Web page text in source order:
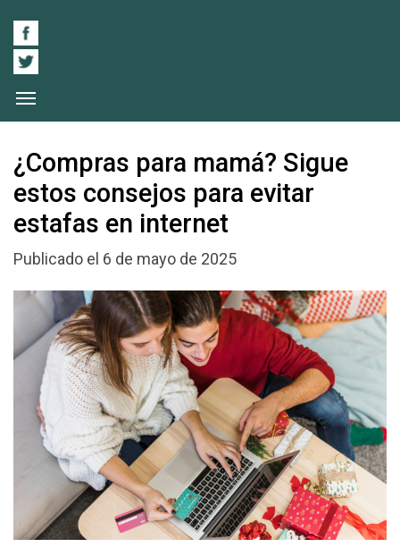
¿Compras para mamá? Sigue
estos consejos para evitar
estafas en internet
Publicado el 6 de mayo de 2025